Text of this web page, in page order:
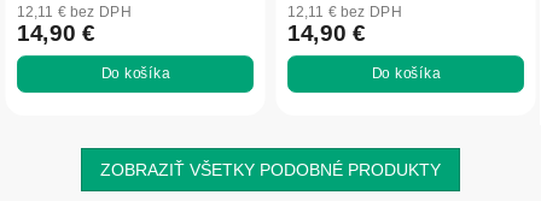
12,11 € bez DPH
14,90 €
Do košíka
12,11 € bez DPH
14,90 €
Do košíka
ZOBRAZIŤ VŠETKY PODOBNÉ PRODUKTY